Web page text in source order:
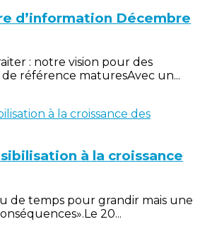
d’information Décembre
: notre vision pour des
référence maturesAvec un...
à la croissance
de temps pour grandir mais une
20...